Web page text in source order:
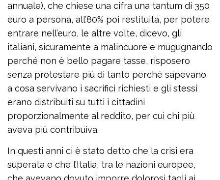
annuale), che chiese una cifra una tantum di 350
euro a persona, all’80% poi restituita, per potere
entrare nell’euro, le altre volte, dicevo, gli
italiani, sicuramente a malincuore e mugugnando
perché non è bello pagare tasse, risposero
senza protestare più di tanto perché sapevano
a cosa servivano i sacrifici richiesti e gli stessi
erano distribuiti su tutti i cittadini
proporzionalmente al reddito, per cui chi più
aveva più contribuiva.
In questi anni ci è stato detto che la crisi era
superata e che l’Italia, tra le nazioni europee,